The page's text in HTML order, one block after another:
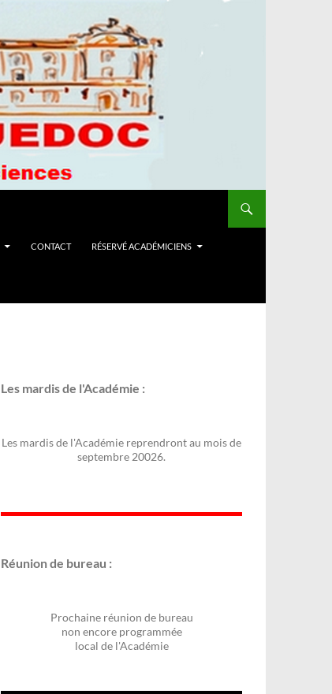
CONTACT RÉSERVÉ ACADÉMICIENS
Les mardis de l'Académie :
Les mardis de l'Académie reprendront au mois de
septembre 20026.
Réunion de bureau :
Prochaine réunion de bureau
non encore programmée
local de l'Académie